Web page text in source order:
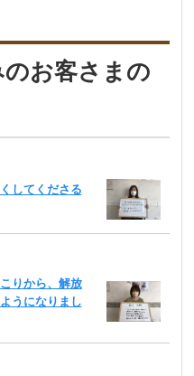
お客さまの
してくださる
りから、解放
うになりまし